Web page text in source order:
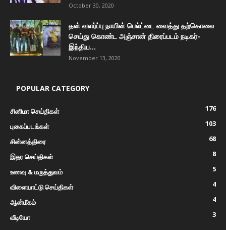
October 30, 2020
தன் வளர்ப்பு நாயின் பெல்ட்டை வைத்து தற்கொலை
செய்து கொண்ட அஞ்சான் திரைப்படம் நடிகர்-
இந்திய...
November 13, 2020
POPULAR CATEGORY
சினிமா செய்திகள்
176
புகைப்படங்கள்
103
சின்னத்திரை
68
இதர செய்திகள்
8
உணவு & மருத்துவம்
5
விளையாட்டு செய்திகள்
4
ஆன்மீகம்
4
வீடியோ
3